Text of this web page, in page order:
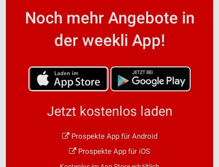
Noch mehr Angebote in
der weekli App!
Jetzt kostenlos laden
Prospekte App für Android
Prospekte App für iOS